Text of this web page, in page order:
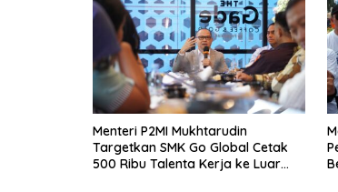
Menteri P2MI Mukhtarudin
Targetkan SMK Go Global Cetak
500 Ribu Talenta Kerja ke Luar